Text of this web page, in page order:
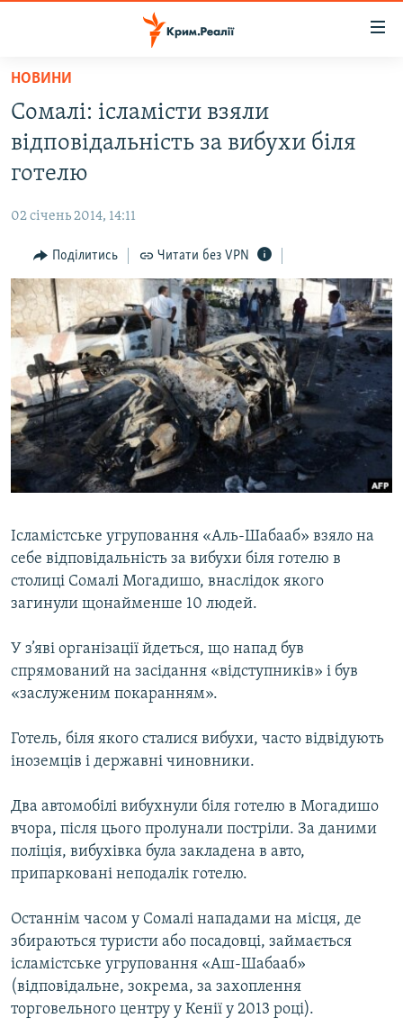
Перейти
основного
матеріалу
до
основної
Перейти
до
пошуку
БЛОГИ
ПОГЛЯД
ІНТЕРВ'Ю
ВСЕ ЗА ДЕНЬ
СПЕЦПРОЕКТИ
ДЕПОРТАЦІЯ
ВІДЕОУРОКИ «ELIFBE»
СВІДЧЕННЯ ОКУПАЦІЇ
УКРАЇНСЬКА ПРОБЛЕМА КРИМУ
ЯК ОБІЙТИ БЛОКУВАННЯ
Русский
Qırımtatar
Усі сайти RFE/RL
НОВИНИ
Сомалі: ісламісти взяли
відповідальність за вибухи біля
готелю
02 січень 2014, 14:11
Поділитись Читати без VPN
Ісламістське угруповання «Аль-Шабааб» взяло на
себе відповідальність за вибухи біля готелю в
столиці Сомалі Могадишо, внаслідок якого
загинули щонайменше 10 людей.
У з’яві організації йдеться, що напад був
спрямований на засідання «відступників» і був
«заслуженим покаранням».
Готель, біля якого сталися вибухи, часто відвідують
іноземців і державні чиновники.
Два автомобілі вибухнули біля готелю в Могадишо
вчора, після цього пролунали постріли. За даними
поліція, вибухівка була закладена в авто,
припарковані неподалік готелю.
Останнім часом у Сомалі нападами на місця, де
збираються туристи або посадовці, займається
ісламістське угруповання «Аш-Шабааб»
(відповідальне, зокрема, за захоплення
торговельного центру у Кенії у 2013 році).